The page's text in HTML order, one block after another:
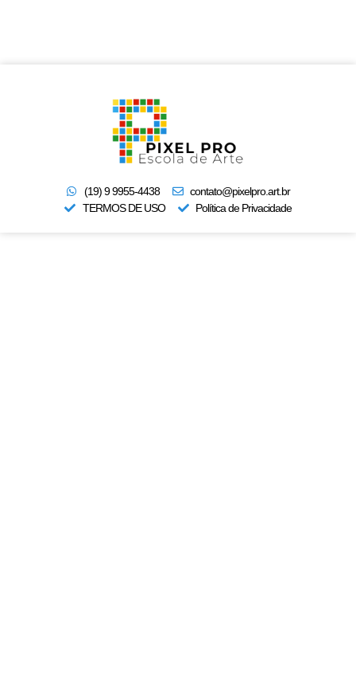
(19) 9 9955-4438
contato@pixelpro.art.br
TERMOS DE USO
Política de Privacidade